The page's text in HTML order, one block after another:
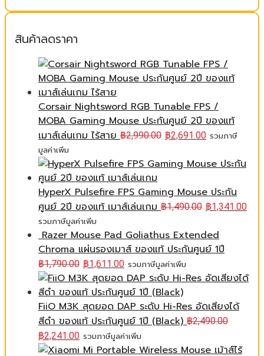
สินค้าลดราคา
Corsair Nightsword RGB Tunable FPS /
MOBA Gaming Mouse ประกันศูนย์ 2ปี ของแท้
เมาส์เล่นเกม ไร้สาย ฿2,990.00 ฿2,691.00 รวมภาษี
มูลค่าเพิ่ม
HyperX Pulsefire FPS Gaming Mouse ประกัน
ศูนย์ 2ปี ของแท้ เมาส์เล่นเกม ฿1,490.00 ฿1,341.00
รวมภาษีมูลค่าเพิ่ม
Razer Mouse Pad Goliathus Extended
Chroma แผ่นรองเมาส์ ของแท้ ประกันศูนย์ 1ปี
฿1,790.00 ฿1,611.00 รวมภาษีมูลค่าเพิ่ม
FiiO M3K สุดยอด DAP ระดับ Hi-Res อัดเสียงได้
สีดำ ของแท้ ประกันศูนย์ 1ปี (Black) ฿2,490.00
฿2,241.00 รวมภาษีมูลค่าเพิ่ม